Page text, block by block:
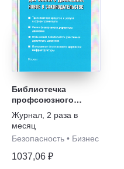
Библиотечка
профсоюзного
актива и
предпринимателей
Журнал 2 раза в
месяц
Безопасность • Бизнес
1037,06 ₽